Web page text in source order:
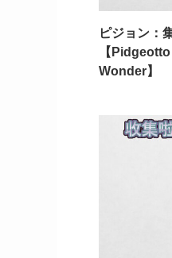
ピジョン：
【
Wonder】